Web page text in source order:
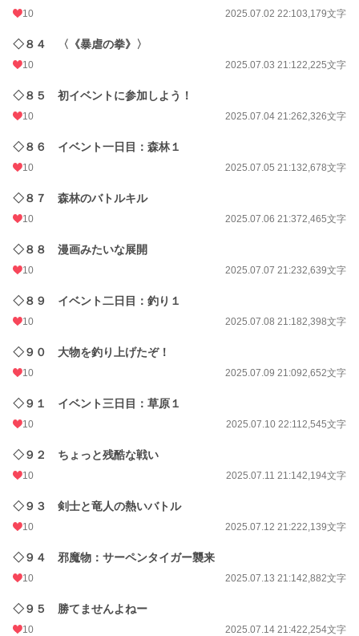
10 2025.07.02 22:103,179文字
◇８４ 〈《暴虐の拳》〉
10 2025.07.03 21:122,225文字
◇８５ 初イベントに参加しよう！
10 2025.07.04 21:262,326文字
◇８６ イベント一日目：森林１
10 2025.07.05 21:132,678文字
◇８７ 森林のバトルキル
10 2025.07.06 21:372,465文字
◇８８ 漫画みたいな展開
10 2025.07.07 21:232,639文字
◇８９ イベント二日目：釣り１
10 2025.07.08 21:182,398文字
◇９０ 大物を釣り上げたぞ！
10 2025.07.09 21:092,652文字
◇９１ イベント三日目：草原１
10 2025.07.10 22:112,545文字
◇９２ ちょっと残酷な戦い
10 2025.07.11 21:142,194文字
◇９３ 剣士と竜人の熱いバトル
10 2025.07.12 21:222,139文字
◇９４ 邪魔物：サーペンタイガー襲来
10 2025.07.13 21:142,882文字
◇９５ 勝てませんよねー
10 2025.07.14 21:422,254文字